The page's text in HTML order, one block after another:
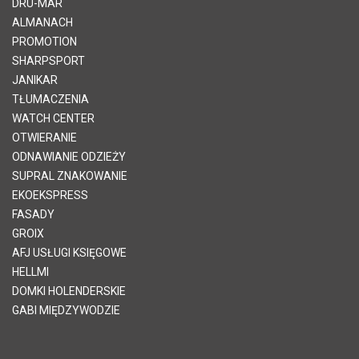
DRU-MAR
ALMANACH
PROMOTION
SHARPSPORT
JANIKAR
TŁUMACZENIA
WATCH CENTER
OTWIERANIE
ODNAWIANIE ODZIEŻY
SUPRAL ZNAKOWANIE
EKOEKSPRESS
FASADY
GROIX
AFJ USŁUGI KSIĘGOWE
HELLMI
DOMKI HOLENDERSKIE
GABI MIĘDZYWODZIE